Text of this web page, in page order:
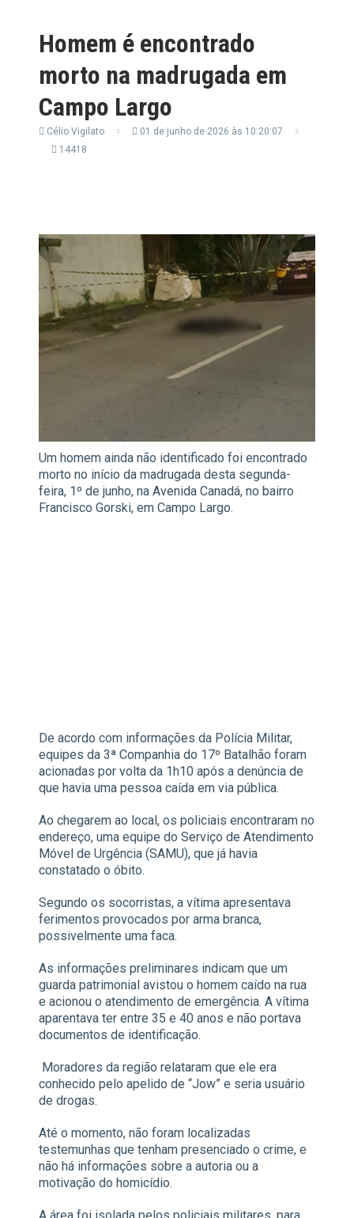
Homem é encontrado
morto na madrugada em
Campo Largo
Célio Vigilato
01 de junho de 2026 às 10:20:07
14418
Um homem ainda não identificado foi encontrado
morto no início da madrugada desta segunda-
feira, 1º de junho, na Avenida Canadá, no bairro
Francisco Gorski, em Campo Largo.
De acordo com informações da Polícia Militar,
equipes da 3ª Companhia do 17º Batalhão foram
acionadas por volta da 1h10 após a denúncia de
que havia uma pessoa caída em via pública.
Ao chegarem ao local, os policiais encontraram no
endereço, uma equipe do Serviço de Atendimento
Móvel de Urgência (SAMU), que já havia
constatado o óbito.
Segundo os socorristas, a vítima apresentava
ferimentos provocados por arma branca,
possivelmente uma faca.
As informações preliminares indicam que um
guarda patrimonial avistou o homem caído na rua
e acionou o atendimento de emergência. A vítima
aparentava ter entre 35 e 40 anos e não portava
documentos de identificação.
Moradores da região relataram que ele era
conhecido pelo apelido de “Jow” e seria usuário
de drogas.
Até o momento, não foram localizadas
testemunhas que tenham presenciado o crime, e
não há informações sobre a autoria ou a
motivação do homicídio.